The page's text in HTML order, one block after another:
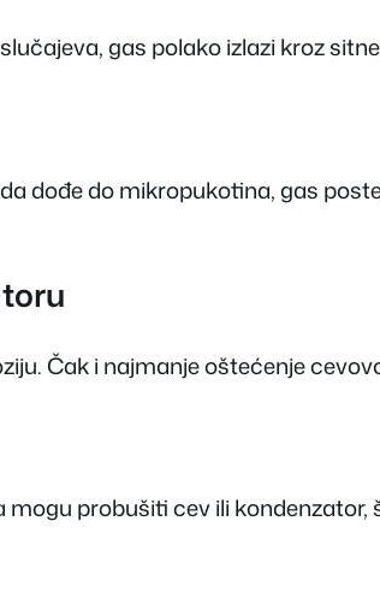
gas polako izlazi kroz
dođe do mikropukotina, gas
Čak i najmanje oštećenje
mogu probušiti cev ili